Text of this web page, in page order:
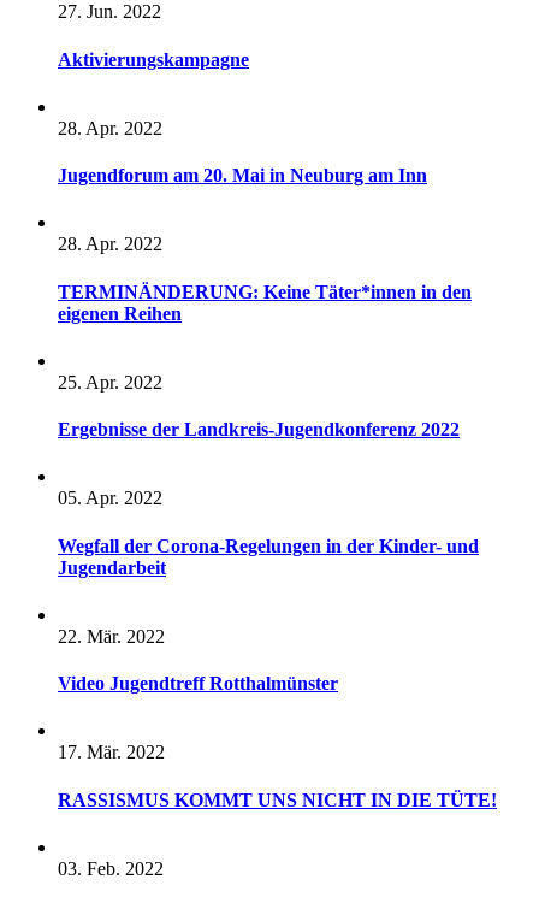
27. Jun. 2022
Aktivierungskampagne
28. Apr. 2022
Jugendforum am 20. Mai in Neuburg am Inn
28. Apr. 2022
TERMINÄNDERUNG: Keine Täter*innen in den
eigenen Reihen
25. Apr. 2022
Ergebnisse der Landkreis-Jugendkonferenz 2022
05. Apr. 2022
Wegfall der Corona-Regelungen in der Kinder- und
Jugendarbeit
22. Mär. 2022
Video Jugendtreff Rotthalmünster
17. Mär. 2022
RASSISMUS KOMMT UNS NICHT IN DIE TÜTE!
03. Feb. 2022